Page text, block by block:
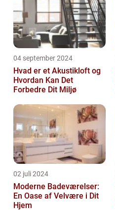
04 september 2024
Hvad er et Akustikloft og
Hvordan Kan Det
Forbedre Dit Miljø
02 juli 2024
Moderne Badeværelser:
En Oase af Velvære i Dit
Hjem